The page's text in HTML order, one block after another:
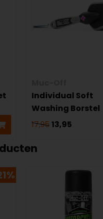
Individual Soft
Washing Borstel
17,9513,95